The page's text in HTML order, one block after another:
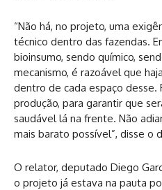
“Não há, no projeto, uma
técnico dentro das fazendas.
bioinsumo, sendo químico,
mecanismo, é razoável que
dentro de cada espaço desse.
produção, para garantir que
saudável lá na frente. Não
mais barato possível”, disse o
O relator, deputado Diego
o projeto já estava na pauta